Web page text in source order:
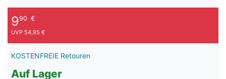
990 €
UVP 54,95 €
KOSTENFREIE Retouren
Auf Lager